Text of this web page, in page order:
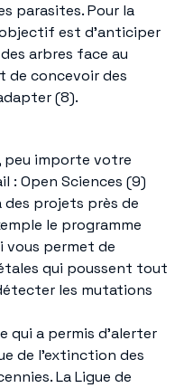
parasites. Pour la
est d'anticiper
arbres face au
de concevoir des
(8).
importe votre
: Open Sciences (9)
projets près de
le programme
vous permet de
qui poussent tout
les mutations
qui a permis d’alerter
de l’extinction des
La Ligue de